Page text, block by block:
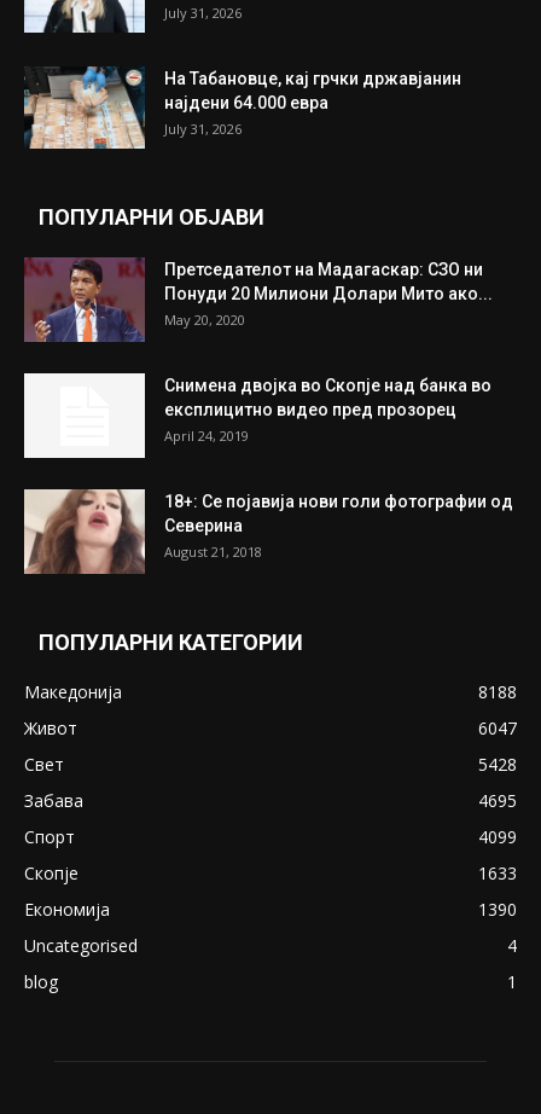
July 31, 2026
На Табановце, кај грчки државјанин
најдени 64.000 евра
July 31, 2026
ПОПУЛАРНИ ОБЈАВИ
Претседателот на Мадагаскар: СЗО ни
Понуди 20 Милиони Долари Мито ако...
May 20, 2020
Снимена двојка во Скопје над банка во
експлицитно видео пред прозорец
April 24, 2019
18+: Се појавија нови голи фотографии од
Северина
August 21, 2018
ПОПУЛАРНИ КАТЕГОРИИ
Македонија
8188
Живот
6047
Свет
5428
Забава
4695
Спорт
4099
Скопје
1633
Економија
1390
Uncategorised
4
blog
1